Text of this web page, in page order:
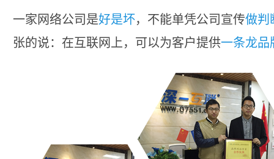
一家网络公司是好是坏，不能单凭公司宣传做判
张的说：在互联网上，可以为客户提供一条龙品